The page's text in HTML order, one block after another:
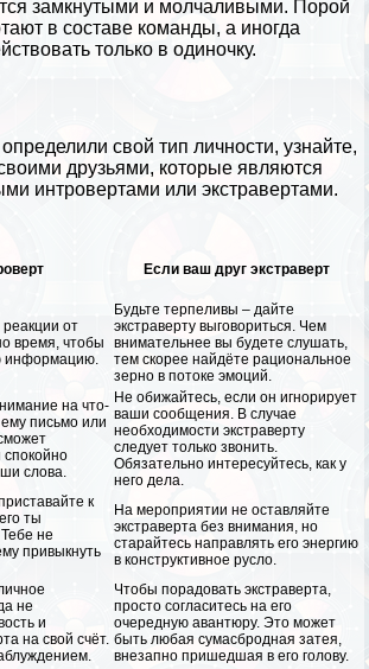
замкнутыми и молчаливыми. Порой
в составе комaнды, а иногда
только в одиночку.
свой тип личности, узнайте,
друзьями, которые являются
интровертами или экстравертами.
Если ваш друг экстраверт
от
время, чтобы
информацию.
Будьте терпеливы – дайте
экстраверту выговориться. Чем
внимательнее вы будете слушать,
тем скорее найдёте рациональное
зерно в потоке эмоций.
на что-
письмо или
спокойно
слова.
Не обижайтесь, если он игнорирует
ваши сообщения. В случае
необходимости экстраверту
следует только звонить.
Обязательно интересуйтесь, как у
него дела.
к
ты
не
привыкнуть
На мероприятии не оставляйте
экстраверта без внимания, но
старайтесь направлять его энергию
в конструктивное русло.
не
и
на свой счёт.
Чтобы порадовать экстраверта,
просто согласитесь на его
очередную авантюру. Это может
быть любая сумасбродная затея,
внезапно пришедшая в его голову.